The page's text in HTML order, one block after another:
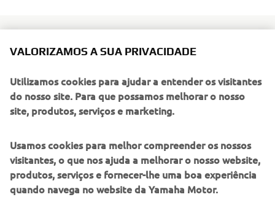
snowmobile, and will be available in M-TX and X-TX
versions as well as an all-new sub-category, the B-TX
series. The B-TX models are for back country riders who
traditional deep snow models, but with the sea-level
clutching and moderate lug height to tackle the trails
when required.
So that’s today’s story - whetheter you’re up the
VALORIZAMOS A SUA PRIVACIDADE
Utilizamos cookies para ajudar a entender os visitantes
do nosso site. Para que possamos melhorar o nosso
site, produtos, serviços e marketing.
Usamos cookies para melhor compreender os nossos
visitantes, o que nos ajuda a melhorar o nosso website,
produtos, serviços e fornecer-lhe uma boa experiência
quando navega no website da Yamaha Motor.